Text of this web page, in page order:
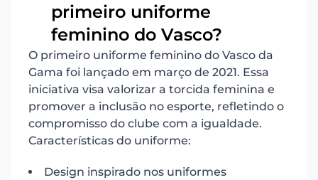
primeiro uniforme
feminino do Vasco?
O primeiro uniforme feminino do Vasco da
Gama foi lançado em março de 2021. Essa
iniciativa visa valorizar a torcida feminina e
promover a inclusão no esporte, refletindo o
compromisso do clube com a igualdade.
Características do uniforme:
Design inspirado nos uniformes